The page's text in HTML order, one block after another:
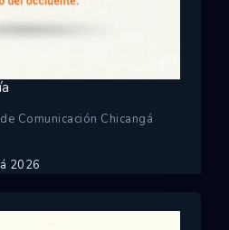
Comunicación Chicangá
2026